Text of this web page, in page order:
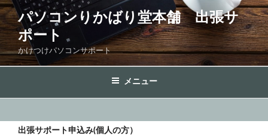
コ
ン
テ
ン
ツ
ッ
パソコンりかばり堂本舗 出張サ
ポート
かけつけパソコンサポート
メニュー
出張サポート申込み(個人の方）